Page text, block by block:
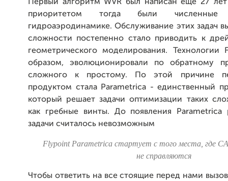
Первый алгоритм WVR был написан еще 27
приоритетом тогда были
гидроаэродинамике. Обслуживание этих задач
сложности постепенно стало приводить к
геометрического моделирования. Технологии
образом, эволюционировали по обратному
сложного к простому. По этой причине
продуктом стала Parametrica - единственный
который решает задачи оптимизации таких
как гребные винты. До появления
задачи считалось невозможным
Flypoint Parametrica стартует с того места, где
не справляются
Чтобы ответить на все стоящие перед нами